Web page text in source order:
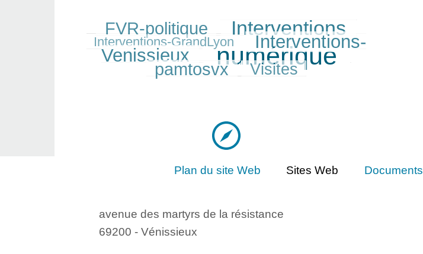
287/530FVR-politique
375/530 Interventions
79/530
Interventions-GrandLyon
320/530 Interventions-
Venissieux
530/530 numérique
243/530
pamtosvx Visites
Plan du site Web Sites Web Documents
avenue des martyrs de la résistance
69200 - Vénissieux